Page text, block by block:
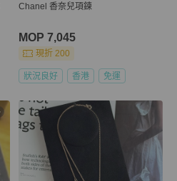
Chanel 香奈兒項鍊
MOP 7,045
現折 200
狀況良好 香港 免運